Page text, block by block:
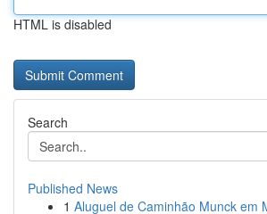
HTML is disabled
Search
Published News
1 Aluguel de Caminhão Munck em